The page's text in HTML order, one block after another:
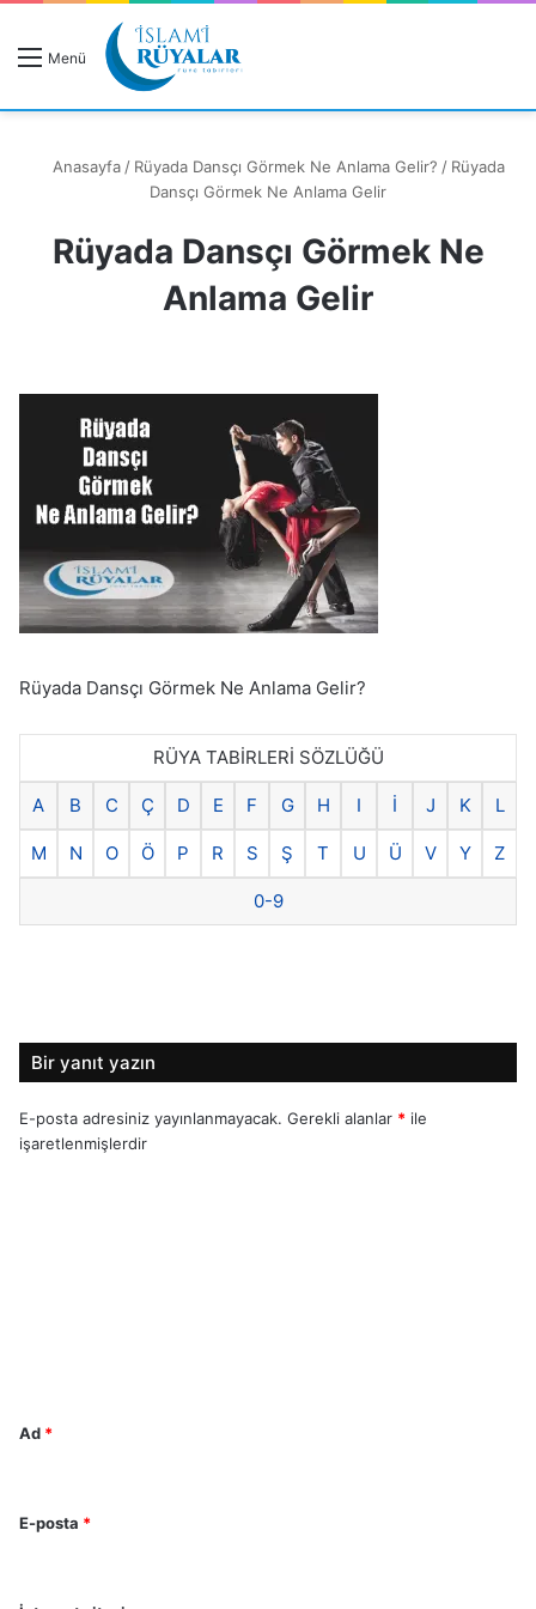
Menü
Anasayfa / Rüyada Dansçı Görmek Ne Anlama Gelir? / Rüyada
Dansçı Görmek Ne Anlama Gelir
Rüyada Dansçı Görmek Ne
Anlama Gelir
Rüyada Dansçı Görmek Ne Anlama Gelir?
RÜYA TABİRLERİ SÖZLÜĞÜ
A B C Ç D E F G H I İ J K L
M N O Ö P R S Ş T U Ü V Y Z
0-9
Bir yanıt yazın
E-posta adresiniz yayınlanmayacak. Gerekli alanlar * ile
işaretlenmişlerdir
Ad *
E-posta *
Rüyanızı Arayın